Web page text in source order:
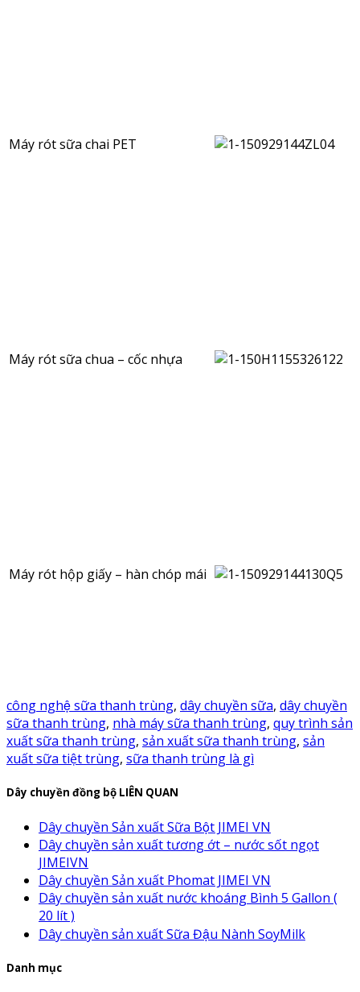
Máy rót sữa chai PET
Máy rót sữa chua – cốc nhựa
Máy rót hộp giấy – hàn chóp mái
công nghệ sữa thanh trùng, dây chuyền sữa, dây chuyền
sữa thanh trùng, nhà máy sữa thanh trùng, quy trình sản
xuất sữa thanh trùng, sản xuất sữa thanh trùng, sản
xuất sữa tiệt trùng, sữa thanh trùng là gì
Dây chuyền đồng bộ LIÊN QUAN
Dây chuyền Sản xuất Sữa Bột JIMEI VN
Dây chuyền sản xuất tương ớt – nước sốt ngọt
JIMEIVN
Dây chuyền Sản xuất Phomat JIMEI VN
Dây chuyền sản xuất nước khoáng Bình 5 Gallon (
20 lít )
Dây chuyền sản xuất Sữa Đậu Nành SoyMilk
Danh mục